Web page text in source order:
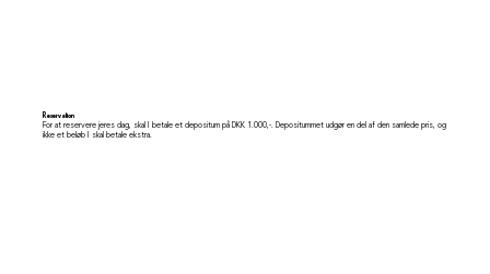
Reservation
For at reservere jeres dag, skal I betale et depositum på DKK 1.000,-. Depositummet udgør en del af den samlede pris, og
ikke et beløb I skal betale ekstra.